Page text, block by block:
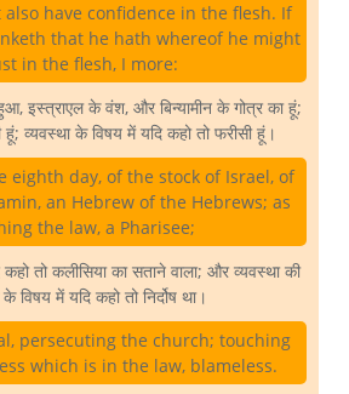
have confidence in the flesh. If
that he hath whereof he might
in the flesh, I more:
इस्त्राएल के वंश, और बिन्यामीन के गोत्र का हूं;
हूं; व्यवस्था के विषय में यदि कहो तो फरीसी हूं।
eighth day, of the stock of Israel, of
an Hebrew of the Hebrews; as
the law, a Pharisee;
तो कलीसिया का सताने वाला; और व्यवस्था की
के विषय में यदि कहो तो निर्दोष था।
persecuting the church; touching
which is in the law, blameless.